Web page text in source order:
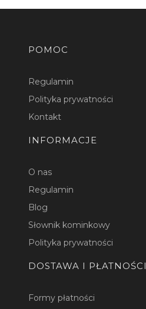
Linki w stopce
POMOC
Regulamin
Polityka prywatności
Kontakt
INFORMACJE
O nas
Regulamin
Blog
Słownik kominkowy
Polityka prywatności
DOSTAWA I PŁATNOŚCI
Formy płatności